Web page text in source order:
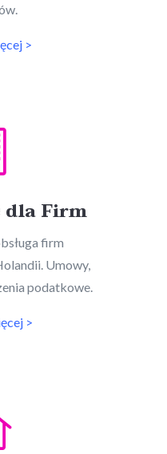
>
dla Firm
firm
Umowy,
podatkowe.
>